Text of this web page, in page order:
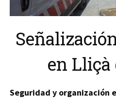
en Lliçà
Seguridad y organización